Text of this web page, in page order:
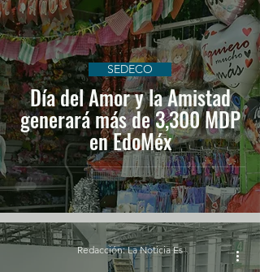
Día del Amor y la Amistad
generará más de 3,300 MDP
en EdoMéx
SEDECO
Redacción: La Noticia Es